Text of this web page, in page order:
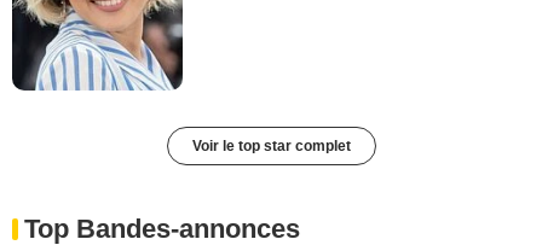
Voir le top star complet
Top Bandes-annonces